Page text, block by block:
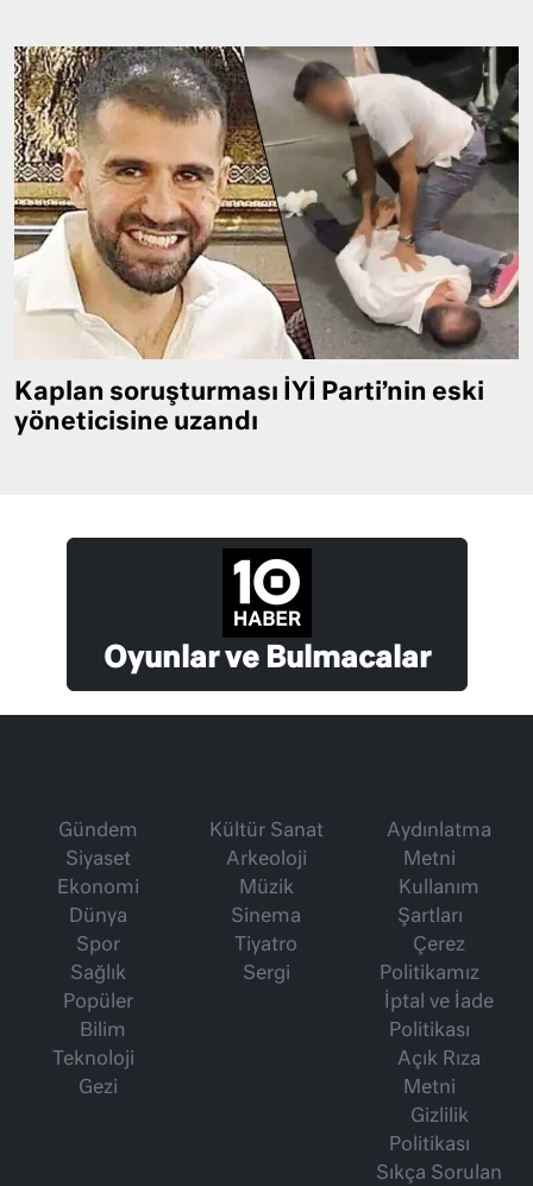
Kaplan soruşturması İYİ Parti’nin eski
yöneticisine uzandı
Oyunlar ve Bulmacalar
Gündem
Siyaset
Ekonomi
Dünya
Spor
Sağlık
Popüler
Bilim
Teknoloji
Gezi
Kültür Sanat
Arkeoloji
Müzik
Sinema
Tiyatro
Sergi
Aydınlatma
Metni
Kullanım
Şartları
Çerez
Politikamız
İptal ve İade
Politikası
Açık Rıza
Metni
Gizlilik
Politikası
Sıkça Sorulan